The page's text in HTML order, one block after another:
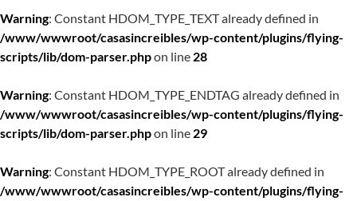
Warning: Constant HDOM_TYPE_TEXT already defined in
/www/wwwroot/casasincreibles/wp-content/plugins/flying-
scripts/lib/dom-parser.phpon line 28
Warning: Constant HDOM_TYPE_ENDTAG already defined in
/www/wwwroot/casasincreibles/wp-content/plugins/flying-
scripts/lib/dom-parser.phpon line 29
Warning: Constant HDOM_TYPE_ROOT already defined in
/www/wwwroot/casasincreibles/wp-content/plugins/flying-